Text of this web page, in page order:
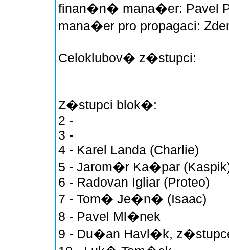
finan�n� mana�er: Pavel
mana�er pro propagaci:
Celoklubov� z�stupci:
Z�stupci blok�:
2 -
3 -
4 - Karel Landa (Charlie)
5 - Jarom�r Ka�par
6 - Radovan Igliar (Proteo)
7 - Tom� Je�n� (Isaac)
8 - Pavel Ml�nek
9 - Du�an Havl�k,